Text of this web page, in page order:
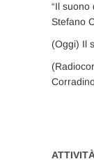
“Il suono
Stefano
(Oggi) Il